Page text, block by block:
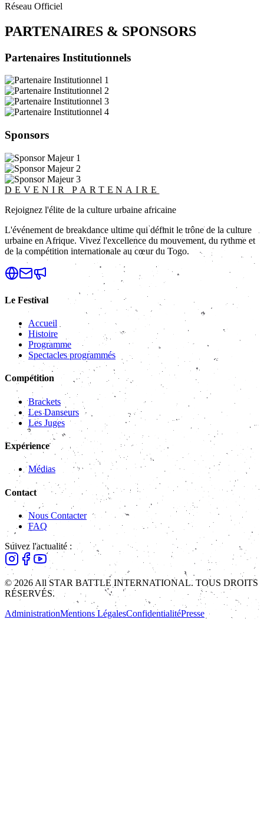
Réseau Officiel
PARTENAIRES & SPONSORS
Partenaires Institutionnels
Sponsors
DEVENIR PARTENAIRE
Rejoignez l'élite de la culture urbaine africaine
L'événement de breakdance ultime qui définit le trône de la culture
urbaine en Afrique. Vivez l'excellence du mouvement, du rythme et
de la compétition internationale au cœur du Togo.
Le Festival
Accueil
Histoire
Programme
Spectacles programmés
Compétition
Brackets
Les Danseurs
Les Juges
Expérience
Médias
Contact
Nous Contacter
FAQ
Suivez l'actualité :
© 2026 All STAR BATTLE INTERNATIONAL. TOUS DROITS
RÉSERVÉS.
AdministrationMentions LégalesConfidentialitéPresse